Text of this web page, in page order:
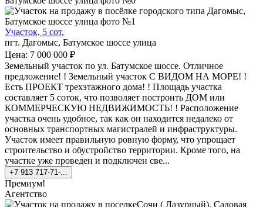
Участок, 5 сот.
пгт. Дагомыс, Батумское шоссе улица
Цена: 7 000 000 ₽
Земельный участок по ул. Батумское шоссе. Отличное
предложение! ! Земельный участок С ВИДОМ НА МОРЕ! !
Есть ПРОЕКТ трехэтажного дома! ! Площадь участка
составляет 5 соток, что позволяет построить ДОМ или
КОММЕРЧЕСКУЮ НЕДВИЖИМОСТЬ! ! Расположение
участка очень удобное, так как он находится недалеко от
основных транспортных магистралей и инфраструктуры.
Участок имеет правильную ровную форму, что упрощает
строительство и обустройство территории. Кроме того, на
участке уже проведен и подключен све...
+7 913 717-71-...
Премиум!
Агентство